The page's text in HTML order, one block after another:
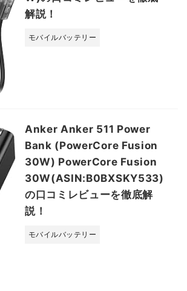
解説！
モバイルバッテリー
Anker Anker 511 Power
Bank (PowerCore Fusion
30W) PowerCore Fusion
30W(ASIN:B0BXSKY533)
の口コミレビューを徹底解
説！
モバイルバッテリー